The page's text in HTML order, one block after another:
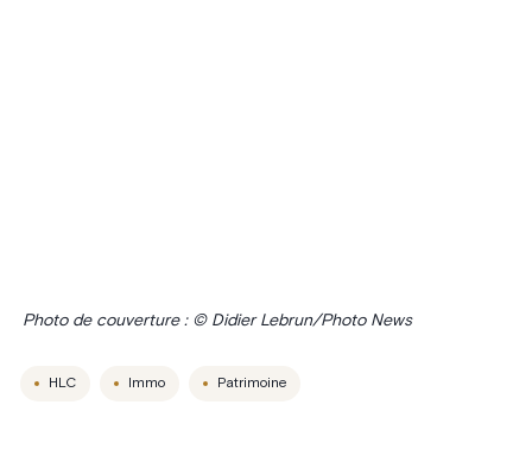
Photo de couverture : © Didier Lebrun/Photo News
HLC Immo Patrimoine